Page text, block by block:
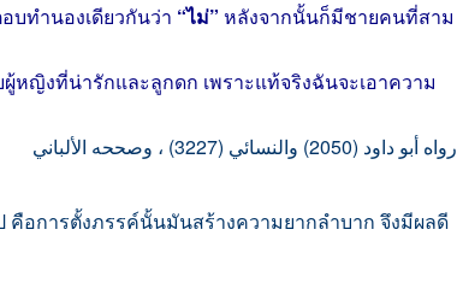
บทำนองเดียวกันว่า “ไม่” หลังจากนั้นก็มีชายคนที่สาม
หญิงที่น่ารักและลูกดก เพราะแท้จริงฉันจะเอาความ
رواه أبو داود (2050) والنسائي (3227) ، وصححه الألباني
คือการตั้งภรรค์นั้นมันสร้างความยากลำบาก จึงมีผลดี